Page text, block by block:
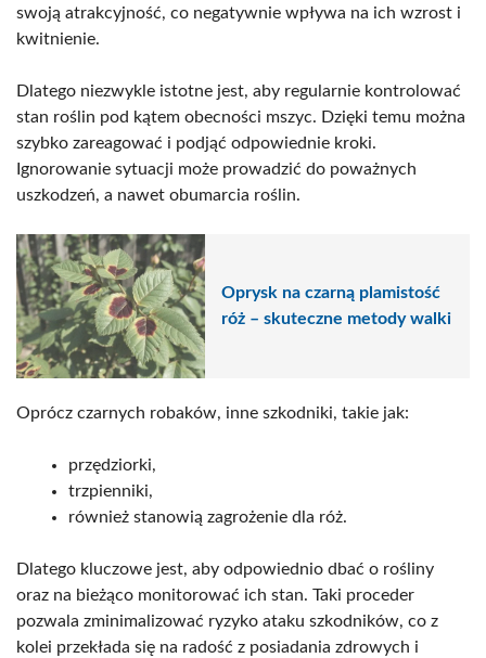
swoją atrakcyjność, co negatywnie wpływa na ich wzrost i
kwitnienie.
Dlatego niezwykle istotne jest, aby regularnie kontrolować
stan roślin pod kątem obecności mszyc. Dzięki temu można
szybko zareagować i podjąć odpowiednie kroki.
Ignorowanie sytuacji może prowadzić do poważnych
uszkodzeń, a nawet obumarcia roślin.
Oprysk na czarną plamistość
róż – skuteczne metody walki
Oprócz czarnych robaków, inne szkodniki, takie jak:
przędziorki,
trzpienniki,
również stanowią zagrożenie dla róż.
Dlatego kluczowe jest, aby odpowiednio dbać o rośliny
oraz na bieżąco monitorować ich stan. Taki proceder
pozwala zminimalizować ryzyko ataku szkodników, co z
kolei przekłada się na radość z posiadania zdrowych i